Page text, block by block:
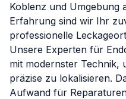
Koblenz und Umgebung
Erfahrung sind wir Ihr
professionelle
Unsere Experten für
mit modernster Technik,
präzise zu lokalisieren.
Aufwand für